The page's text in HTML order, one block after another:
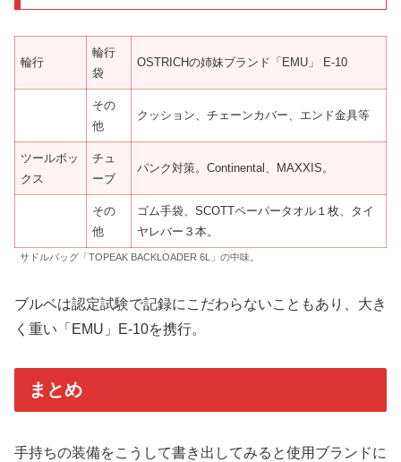
輪行
輪行
袋
OSTRICHの姉妹ブランド「EMU」 E-10
その
他
クッション、チェーンカバー、エンド金具等
ツールボッ
クス
チュ
ーブ
パンク対策。Continental、MAXXIS。
その
他
ゴム手袋、SCOTTペーパータオル１枚、タイ
ヤレバー３本。
サドルバッグ「TOPEAK BACKLOADER 6L」の中味。
ブルベは認定試験で記録にこだわらないこともあり、大き
く重い「EMU」E-10を携行。
まとめ
手持ちの装備をこうして書き出してみると使用ブランドに